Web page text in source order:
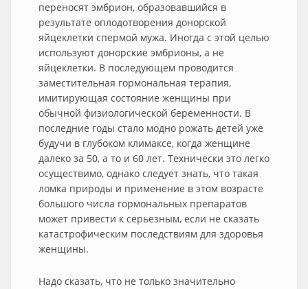
переносят эмбрион, образовавшийся в
результате оплодотворения донорской
яйцеклетки спермой мужа. Иногда с этой целью
используют донорские эмбрионы, а не
яйцеклетки. В последующем проводится
заместительная гормональная терапия,
имитирующая состояние женщины при
обычной физиологической беременности. В
последние годы стало модно рожать детей уже
будучи в глубоком климаксе, когда женщине
далеко за 50, а то и 60 лет. Технически это легко
осуществимо, однако следует знать, что такая
ломка природы и применение в этом возрасте
большого числа гормональных препаратов
может привести к серьезным, если не сказать
катастрофическим последствиям для здоровья
женщины.
Надо сказать, что не только значительно